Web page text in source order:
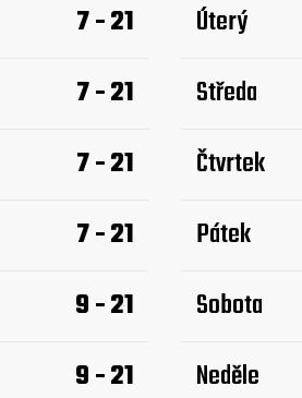
7 - 21
7 - 21
7 - 21
7 - 21
9 - 21
9 - 21
Úterý
Středa
Čtvrtek
Pátek
Sobota
Neděle